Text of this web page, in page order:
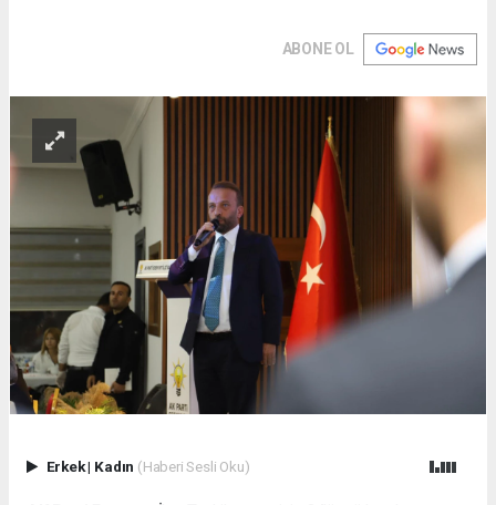
ABONE OL
Erkek| Kadın (Haberi Sesli Oku)